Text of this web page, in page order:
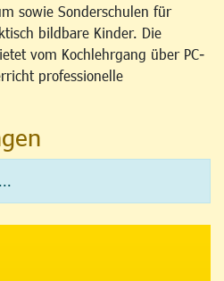
sowie Sonderschulen für
bildbare Kinder. Die
vom Kochlehrgang über PC-
professionelle